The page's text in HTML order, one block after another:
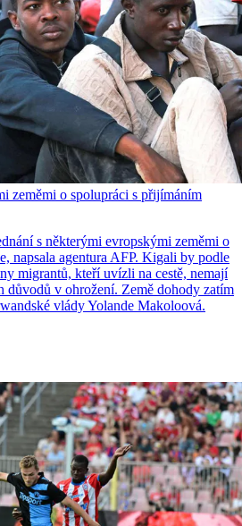
zeměmi o spolupráci s přijímáním
s některými evropskými zeměmi o
napsala agentura AFP. Kigali by podle
migrantů, kteří uvízli na cestě, nemají
důvodů v ohrožení. Země dohody zatím
vlády Yolande Makoloová.